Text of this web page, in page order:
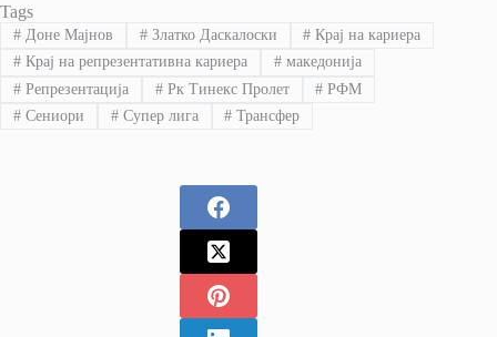
Tags
#Доне Мајнов #Златко Даскалоски # Крај на кариера
#Крај на репрезентативна кариера #македонија
#Репрезентација #Рк Тинекс Пролет # РФМ
#Сениори #Супер лига # Трансфер